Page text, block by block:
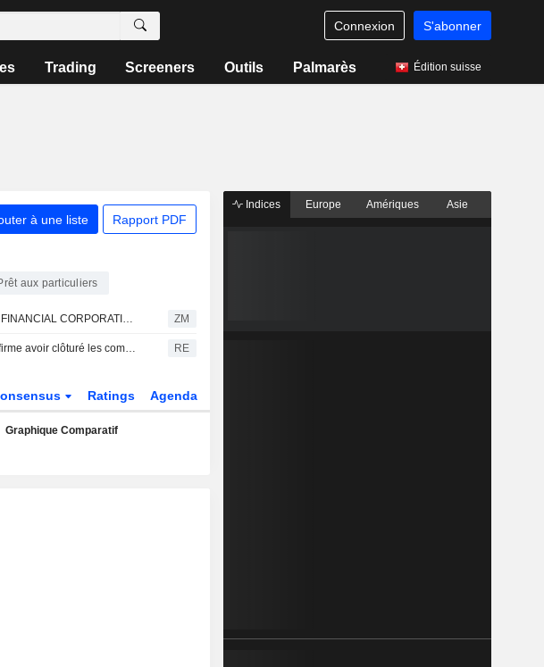
Connexion S'abonner
Trading Screeners Outils Palmarès Édition suisse
à une liste Rapport PDF
aux particuliers
CAPITAL ONE FINANCIAL CORPORATION : UBS toujours positif ZM
Capital One affirme avoir clôturé les comptes de la Trump Organization après une enquête de lutte contre le blanchiment d'argent RE
Ratings Agenda
Graphique Comparatif
Indices Europe Amériques Asie